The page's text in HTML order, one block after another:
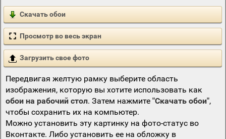
Скачать обои
Просмотр во весь экран
Загрузить свое фото
Передвигая желтую рамку выберите область
изображения, которую вы хотите использовать как
обои на рабочий стол. Затем нажмите "Скачать обои",
чтобы сохранить их на компьютер.
Можно установить эту картинку на фото-статус во
Вконтакте. Либо установить ее на обложку в